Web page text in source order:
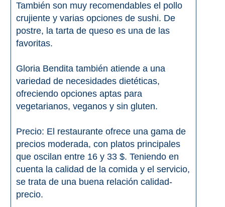
ALOJARSE
Top Hoteles
Hostals
Apartmentos
Privadas
Campings
MEJORES
También son muy recomendables el pollo
crujiente y varias opciones de sushi. De
postre, la tarta de queso es una de las
favoritas.
Gloria Bendita también atiende a una
variedad de necesidades dietéticas,
ofreciendo opciones aptas para
vegetarianos, veganos y sin gluten.
Precio: El restaurante ofrece una gama de
precios moderada, con platos principales
que oscilan entre 16 y 33 $. Teniendo en
cuenta la calidad de la comida y el servicio,
se trata de una buena relación calidad-
precio.